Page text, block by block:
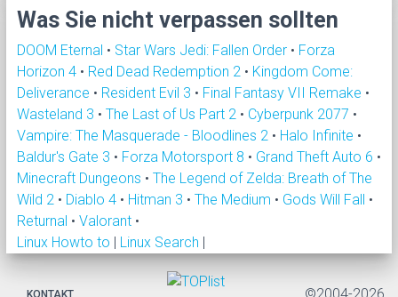
Was Sie nicht verpassen sollten
DOOM Eternal • Star Wars Jedi: Fallen Order • Forza
Horizon 4 • Red Dead Redemption 2 • Kingdom Come:
Deliverance • Resident Evil 3 • Final Fantasy VII Remake •
Wasteland 3 • The Last of Us Part 2 • Cyberpunk 2077 •
Vampire: The Masquerade - Bloodlines 2 • Halo Infinite •
Baldur's Gate 3 • Forza Motorsport 8 • Grand Theft Auto 6 •
Minecraft Dungeons • The Legend of Zelda: Breath of The
Wild 2 • Diablo 4 • Hitman 3 • The Medium • Gods Will Fall •
Returnal • Valorant •
Linux Howto to
Linux Search